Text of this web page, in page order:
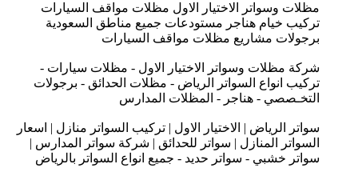
مظلات وسواتر الاختيار الاول مظلات مواقف السيارات
تركيب خيام هناجر مستودعات جميع مناطق السعودية
برجولات مشاريع مظلات مواقف السيارات
شركة مظلات وسواتر الاختيار الاول - مظلات سيارات -
تركيب انواع السواتر الرياض - مظلات الحدائق - برجولات
التخـصصي - هناجر - المظلات المدارس
سواتر الرياض | الاختيار الاول | تركيب السواتر منازل | اسعار
السواتر المنازل | سواتر للحدائق | شركة سواتر المدارس |
سواتر خشبي - سواتر حديد - جميع انواع السواتر بالرياض